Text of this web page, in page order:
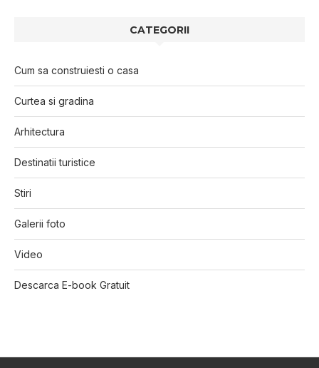
CATEGORII
Cum sa construiesti o casa
Curtea si gradina
Arhitectura
Destinatii turistice
Stiri
Galerii foto
Video
Descarca E-book Gratuit